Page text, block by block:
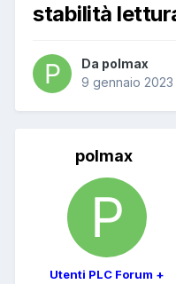
stabilità
Da polmax
9 gennaio 2023
polmax
Utenti PLC Forum +